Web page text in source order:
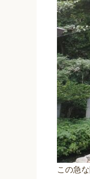
この急